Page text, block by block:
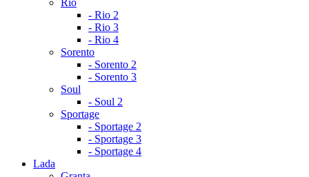
Rio
- Rio 2
- Rio 3
- Rio 4
Sorento
- Sorento 2
- Sorento 3
Soul
- Soul 2
Sportage
- Sportage 2
- Sportage 3
- Sportage 4
Lada